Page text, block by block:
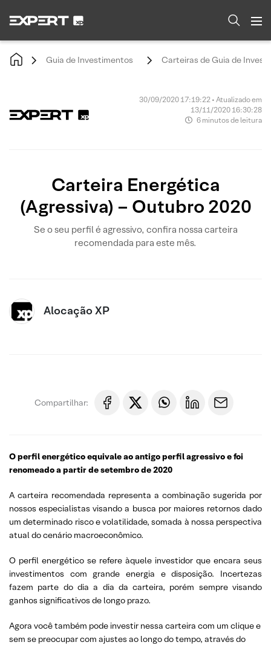
Guia de Investimentos Carteiras de Guia de
30/09/2020 17:19:22 • Atualizado em
13/11/2020 16:30:28
6 minutos de leitura
Carteira Energética
(Agressiva) – Outubro 2020
Se o seu perfil é agressivo, confira nossa carteira
recomendada para este mês.
Alocação XP
Compartilhar:
O perfil energético equivale ao antigo perfil agressivo e foi
renomeado a partir de setembro de 2020
A carteira recomendada representa a combinação sugerida por
nossos especialistas visando a busca por maiores retornos dado
um determinado risco e volatilidade, somada à nossa perspectiva
atual do cenário macroeconômico.
O perfil energético se refere àquele investidor que encara seus
investimentos com grande energia e disposição. Incertezas
fazem parte do dia a dia da carteira, porém sempre visando
ganhos significativos de longo prazo.
Agora você também pode investir nessa carteira com um clique e
sem se preocupar com ajustes ao longo do tempo, através do